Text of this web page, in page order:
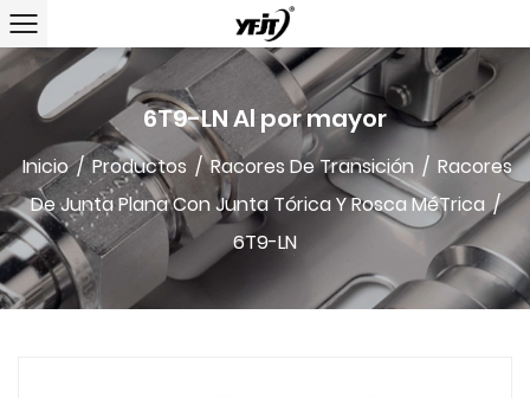
6T9-LN Al por mayor
Inicio/Productos /Racores De Transición / Racores
De Junta Plana Con Junta Tórica Y Rosca MéTrica /
6T9-LN